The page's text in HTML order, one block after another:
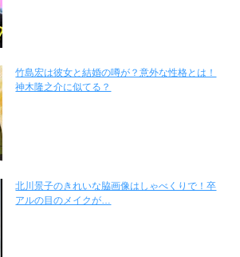
竹島宏は彼女と結婚の噂が？意外な性格とは！
神木隆之介に似てる？
北川景子のきれいな脇画像はしゃべくりで！卒
アルの目のメイクが…